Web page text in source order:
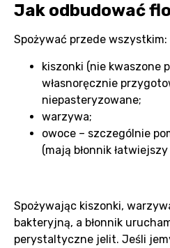
Jak odbudować
Spożywać przede wszystkim:
kiszonki (nie kwaszone
własnoręcznie
niepasteryzowane;
warzywa;
owoce – szczególnie
(mają błonnik
Spożywając kiszonki,
bakteryjną, a błonnik
perystaltyczne jelit. Jeśli